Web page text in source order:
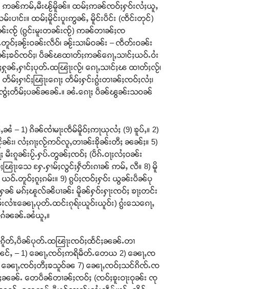
ၼ်ဢမ်ႇမီးၽႂ်မိူၼ်။ ထမ်ႈဢၼ်ၸဝ်ႈႁဝ်းလႆႈယူႇ
းပၢင်း။ ထမ်ႈမိူင်းပူးဢွၼ်ႇ မိူင်းပဵင်း (ၸဵင်းတုင်)
ၼ်းၸႂ် (ၵွင်းမူးတၼ်းၸႂ်) ဢၼ်တၢၼ်ႈၸ
တူဝ်ႈၼႂ်းဝၼ်းလဵဝ်၊ ၼႂ်းသၢမ်ဝၼ်း – ၸဵတ်းဝၼ်း
ဝ်ၸဝ်ႈ၊ ပဵၼ်ၽထၢတ်ႈဢၼ်ၵေႃႇသၢင်ႈယဝ်ႉဝႆး
ၢင်ႈပုတ်ႉထၽြႃးလႂ်၊ ၵေႃႇသၢင်ႈၽ ထၢတ်ႈလႂ်၊
ႁၢင်ႈၽြႃးၵေႃႈ တႅမ်ႈႁင်းၵွႆးတၢၼ်ႈၸဝ်ႈလႆႈ၊
ၸွႆႈတႅမ်ႈပၼ်ၼၼ်ႉ။ ၼႆႉၵေႃႈ ပဵၼ်ၽွၼ်းသဝၼ်
ၵိၼ်ၸၢႆမႃးၸဵမ်မိူဝ်ႈဢႃယုလႆႈ (9) ၶူပ်ႇ။ 2)
ၼ်း၊ လႆႈၵႃႈလႂ်ဢဝ်လူႇတၢၼ်းၶိုၼ်းတီႈ ၼၼ်ႈ။ 5)
းၵူၼ်းပႂ်ႉႁပ်ႉတွၼ်ႈၸဝ်ႈ (ပဵၵ်ႉဝႃႈလႆႈဝၼ်း
ြႃးသေ ႁႄႉႁၢမ်ႈလွင်ႈႁဵတ်းၵၢၼ် ဢမ်ႇ လီ။ 8) မိူ
ဝ်ႉတူဝ်ႈၵူႈၵမ်း။ 9) ၵွပ်ႈၸဝ်ႈႁဝ်း ယွၼ်းပဵၼ်ပု
ၼ် မၵ်ႈၽူလ်ၼိပၢၼ်း မိူၼ်ႁဝ်းႁႃးၸဝ်ႈ ၶႃႈတင်း
ၼေႃႇပုတ်ႉထင်းၵုရ်းယူဝ်းယူဝ်း) ၵွႆးသေၵေႃႇ
ၵႆၼၼ်ႉၼႆယူႇ။
ၵိူတ်ႇပဵၼ်ပုတ်ႉထၽြႃးၸဝ်ႈထႅင်ႈၼၼ်ႉတၢ
ၼင်ႇ – 1) ၼေႃႇၸဝ်ႈဢရိမဵတ်ႉတေယ 2) ၼေႃႇၸ
ၼေႃႇၸဝ်ႈတီႈၶသူဝ်ၼ 7) ၼေႃႇၸဝ်ႈသင်ၵိၸ်ႉၸ
ႈၼၼ်ႉ တေပဵၼ်တၢၼ်ႈၸဝ်ႈ (ၸဝ်ႈၶူးဝႃးဝုၼ်း ၸု